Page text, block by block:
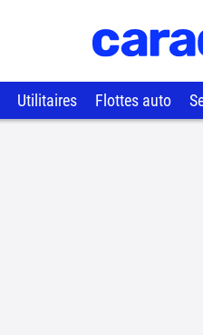
Utilitaires Flottes auto